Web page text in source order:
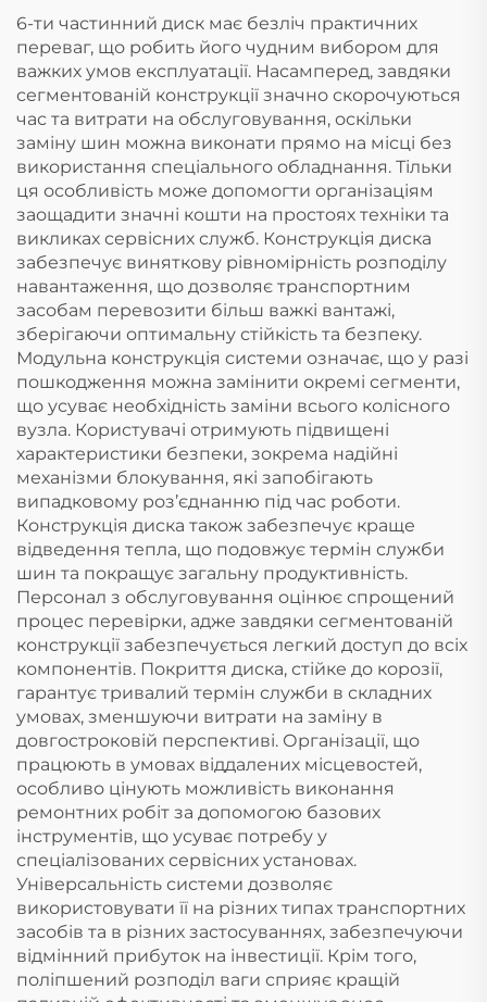
6-ти частинний диск має безліч практичних
переваг, що робить його чудним вибором для
важких умов експлуатації. Насамперед, завдяки
сегментованій конструкції значно скорочуються
час та витрати на обслуговування, оскільки
заміну шин можна виконати прямо на місці без
використання спеціального обладнання. Тільки
ця особливість може допомогти організаціям
заощадити значні кошти на простоях техніки та
викликах сервісних служб. Конструкція диска
забезпечує виняткову рівномірність розподілу
навантаження, що дозволяє транспортним
засобам перевозити більш важкі вантажі,
зберігаючи оптимальну стійкість та безпеку.
Модульна конструкція системи означає, що у разі
пошкодження можна замінити окремі сегменти,
що усуває необхідність заміни всього колісного
вузла. Користувачі отримують підвищені
характеристики безпеки, зокрема надійні
механізми блокування, які запобігають
випадковому роз’єднанню під час роботи.
Конструкція диска також забезпечує краще
відведення тепла, що подовжує термін служби
шин та покращує загальну продуктивність.
Персонал з обслуговування оцінює спрощений
процес перевірки, адже завдяки сегментованій
конструкції забезпечується легкий доступ до всіх
компонентів. Покриття диска, стійке до корозії,
гарантує тривалий термін служби в складних
умовах, зменшуючи витрати на заміну в
довгостроковій перспективі. Організації, що
працюють в умовах віддалених місцевостей,
особливо цінують можливість виконання
ремонтних робіт за допомогою базових
інструментів, що усуває потребу у
спеціалізованих сервісних установах.
Універсальність системи дозволяє
використовувати її на різних типах транспортних
засобів та в різних застосуваннях, забезпечуючи
відмінний прибуток на інвестиції. Крім того,
поліпшений розподіл ваги сприяє кращій